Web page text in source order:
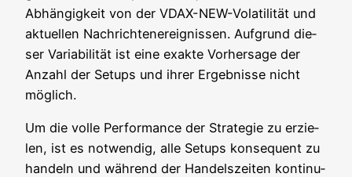
Abhän­gig­keit von der VDAX-NEW-Vola­ti­li­tät und
aktu­el­len Nach­rich­ten­er­eig­nis­sen. Auf­grund die­
ser Varia­bi­li­tät ist eine exak­te Vor­her­sa­ge der
Anzahl der Set­ups und ihrer Ergeb­nis­se nicht
möglich.
Um die vol­le Per­for­mance der Stra­te­gie zu erzie­
len, ist es not­wen­dig, alle Set­ups kon­se­quent zu
han­deln und wäh­rend der Han­dels­zei­ten kon­ti­nu­